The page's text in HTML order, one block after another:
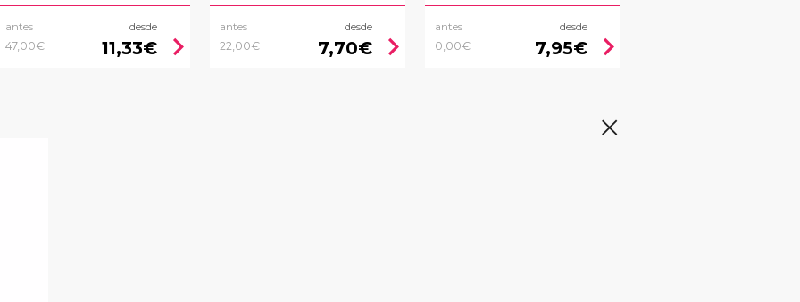
antes
47,00€
desde
11,33€ chevron_right
antes
22,00€
desde
7,70€ chevron_right
antes
0,00€
desde
7,95€ chevron_right